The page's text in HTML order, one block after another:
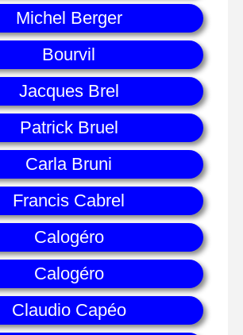
Michel Berger
Bourvil
Jacques Brel
Patrick Bruel
Carla Bruni
Francis Cabrel
Calogéro
Calogéro
Claudio Capéo